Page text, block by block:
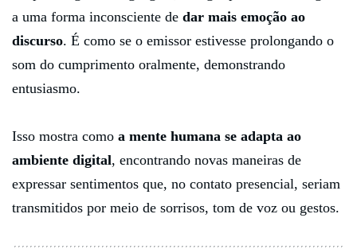
a uma forma inconsciente de dar mais emoção ao
discurso. É como se o emissor estivesse prolongando o
som do cumprimento oralmente, demonstrando
entusiasmo.
Isso mostra como a mente humana se adapta ao
ambiente digital, encontrando novas maneiras de
expressar sentimentos que, no contato presencial, seriam
transmitidos por meio de sorrisos, tom de voz ou gestos.